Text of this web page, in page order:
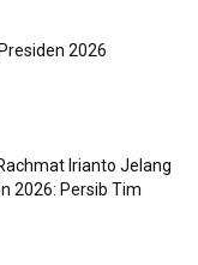
2026
Irianto Jelang
2026: Persib Tim